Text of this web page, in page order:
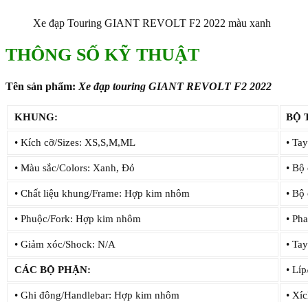
Xe đạp Touring GIANT REVOLT F2 2022 màu xanh
THÔNG SỐ KỸ THUẬT
Tên sản phẩm: Xe đạp touring GIANT REVOLT F2 2022
KHUNG: BỘ
• Kích cỡ/Sizes: XS,S,M,ML •
• Màu sắc/Colors: Xanh, Đỏ •
• Chất liệu khung/Frame: Hợp kim nhôm •
• Phuộc/Fork: Hợp kim nhôm •
• Giảm xóc/Shock: N/A •
CÁC BỘ PHẬN: •
• Ghi đông/Handlebar: Hợp kim nhôm •